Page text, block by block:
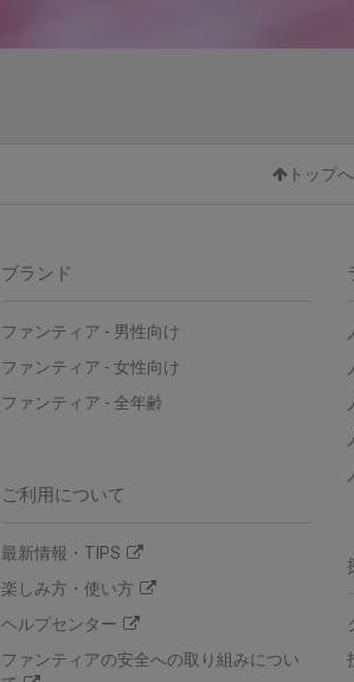
トップ
ブランド
ファンティア - 男性向け
ファンティア - 女性向け
ファンティア - 全年齢
ご利用について
最新情報・TIPS
楽しみ方・使い方
ヘルプセンター
ファンティアの安全への取り組みについ